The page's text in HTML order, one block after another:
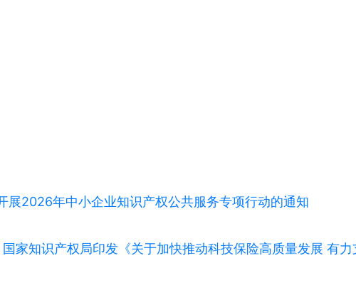
展2026年中小企业知识产权公共服务专项行动的通知
家知识产权局印发《关于加快推动科技保险高质量发展 有